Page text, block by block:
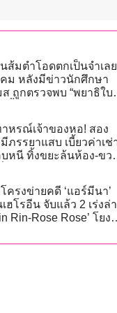
ส้มตำโอดตกเป็นจำเลย
ม หลังมีข่าวนักศึกษา
ถูกตรวจพบ “พยาธิใบ
หรณ์เจ้าของหอ! สอง
ภรรยาแสบ เบี้ยวค่าเช่
หนี ทิ้งขยะล้นห้อง-ขว
ครงข่ายคดี ‘แอร์มีนา’
ฮโรอีน จับแล้ว 2 เร่งล่า
Rin-Rose Rose’ โยงบิ๊